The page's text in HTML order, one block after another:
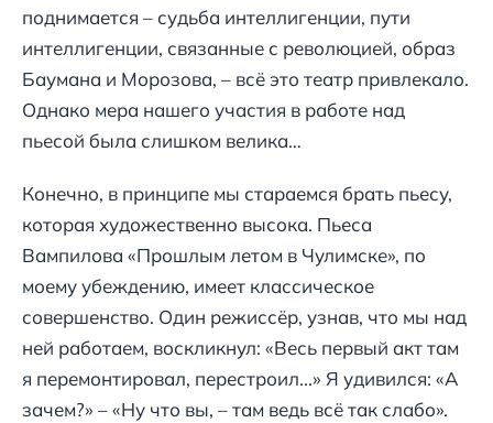
поднимается – судьба интеллигенции, пути
интеллигенции, связанные с революцией, образ
Баумана и Морозова, – всё это театр привлекало.
Однако мера нашего участия в работе над
пьесой была слишком велика…
Конечно, в принципе мы стараемся брать пьесу,
которая художественно высока. Пьеса
Вампилова «Прошлым летом в Чулимске», по
моему убеждению, имеет классическое
совершенство. Один режиссёр, узнав, что мы над
ней работаем, воскликнул: «Весь первый акт там
я перемонтировал, перестроил...» Я удивился: «А
зачем?» – «Ну что вы, – там ведь всё так слабо».